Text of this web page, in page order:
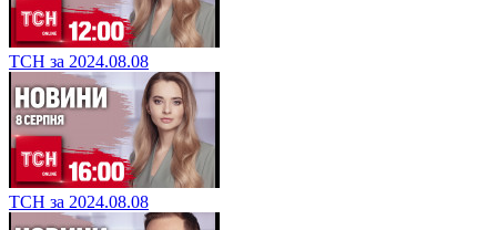
ТСН за 2024.08.08
ТСН за 2024.08.08